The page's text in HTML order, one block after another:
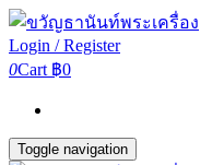
Login / Register
0Cart ฿0
Toggle navigation